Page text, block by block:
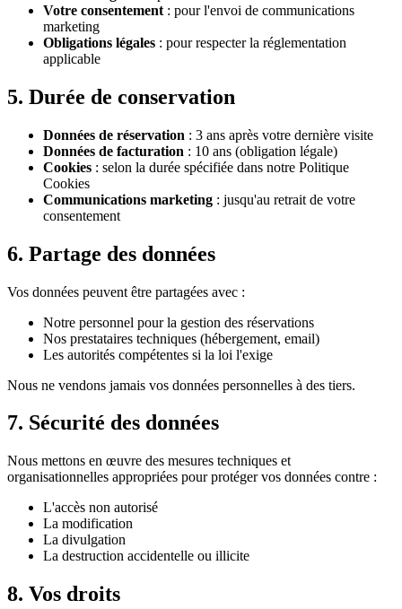
Votre consentement : pour l'envoi de communications
marketing
Obligations légales : pour respecter la réglementation
applicable
5. Durée de conservation
Données de réservation : 3 ans après votre dernière visite
Données de facturation : 10 ans (obligation légale)
Cookies : selon la durée spécifiée dans notre Politique
Cookies
Communications marketing : jusqu'au retrait de votre
consentement
6. Partage des données
Vos données peuvent être partagées avec :
Notre personnel pour la gestion des réservations
Nos prestataires techniques (hébergement, email)
Les autorités compétentes si la loi l'exige
Nous ne vendons jamais vos données personnelles à des tiers.
7. Sécurité des données
Nous mettons en œuvre des mesures techniques et
organisationnelles appropriées pour protéger vos données contre :
L'accès non autorisé
La modification
La divulgation
La destruction accidentelle ou illicite
8. Vos droits